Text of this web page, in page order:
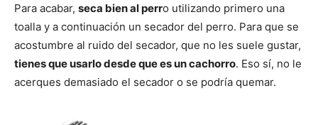
Para acabar, seca bien al perro utilizando primero una
toalla y a continuación un secador del perro. Para que se
acostumbre al ruido del secador, que no les suele gustar,
tienes que usarlo desde que es un cachorro. Eso sí, no le
acerques demasiado el secador o se podría quemar.